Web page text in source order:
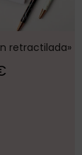
retractilada»